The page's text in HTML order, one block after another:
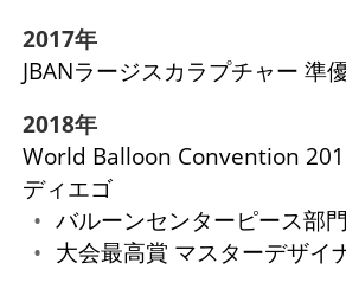
2017年
JBANラージスカラプチャー 準
2018年
World Balloon Convention
ディエゴ
バルーンセンターピース部
大会最高賞 マスターデザイ